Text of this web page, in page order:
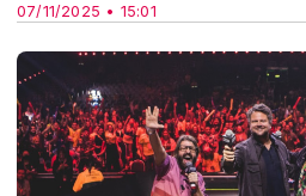
07/11/2025 • 15:01